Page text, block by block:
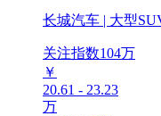
长城汽车 | 大型
关注指数104万
￥
20.61 - 23.23
万